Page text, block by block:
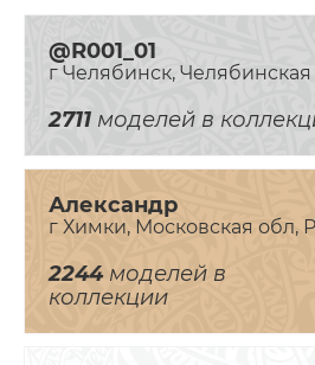
@R001_01
г Челябинск,
2711 моделей в
Александр
г Химки, Московская обл,
2244моделей в
коллекции